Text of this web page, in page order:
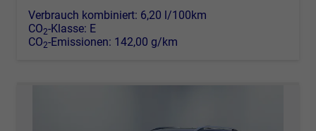
Verbrauch kombiniert: 6,20 l/100km
CO2-Klasse: E
CO2-Emissionen: 142,00 g/km